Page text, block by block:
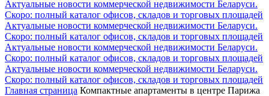
Актуальные новости коммерческой недвижимости Беларуси.
Скоро: полный каталог офисов, складов и торговых площадей
Актуальные новости коммерческой недвижимости Беларуси.
Скоро: полный каталог офисов, складов и торговых площадей
Актуальные новости коммерческой недвижимости Беларуси.
Скоро: полный каталог офисов, складов и торговых площадей
Актуальные новости коммерческой недвижимости Беларуси.
Скоро: полный каталог офисов, складов и торговых площадей
Главная страница Компактные апартаменты в центре Парижа